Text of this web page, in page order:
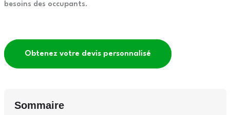
besoins des occupants.
Obtenez votre devis personnalisé
Sommaire